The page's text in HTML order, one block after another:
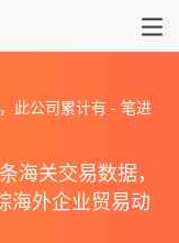
此公司累计有 -笔进
海关交易数据，
海外企业贸易动